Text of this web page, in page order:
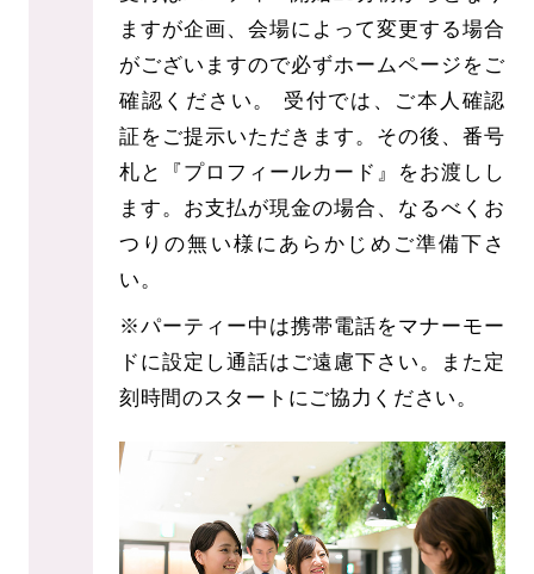
ますが企画、会場によって変更する場合
がございますので必ずホームページをご
確認ください。 受付では、ご本人確認
証をご提示いただきます。その後、番号
札と『プロフィールカード』をお渡しし
ます。お支払が現金の場合、なるべくお
つりの無い様にあらかじめご準備下さ
い。
※パーティー中は携帯電話をマナーモー
ドに設定し通話はご遠慮下さい。また定
刻時間のスタートにご協力ください。